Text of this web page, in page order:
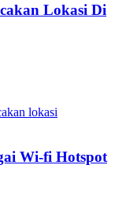
Lokasi Di
Wi-fi Hotspot